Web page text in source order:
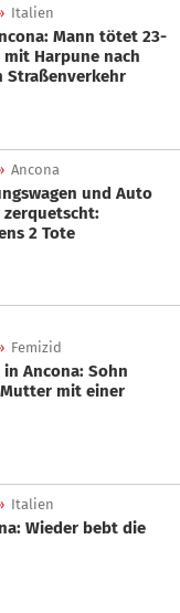
Italien
mit Harpune nach
Straßenverkehr
Ancona
zerquetscht:
2 Tote
Femizid
mit einer
Italien